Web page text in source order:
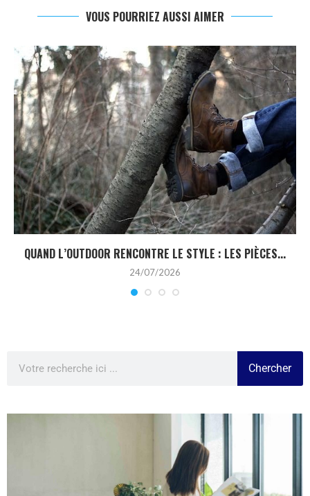
VOUS POURRIEZ AUSSI AIMER
QUAND L’OUTDOOR RENCONTRE LE STYLE : LES PIÈCES...
24/07/2026
Chercher